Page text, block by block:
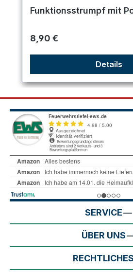
Durchschnittliche
Funktionsstrumpf mit
Regulärer Preis:
8,90 €
Details
SERVICE
ÜBER UNS
RECHTLICHES